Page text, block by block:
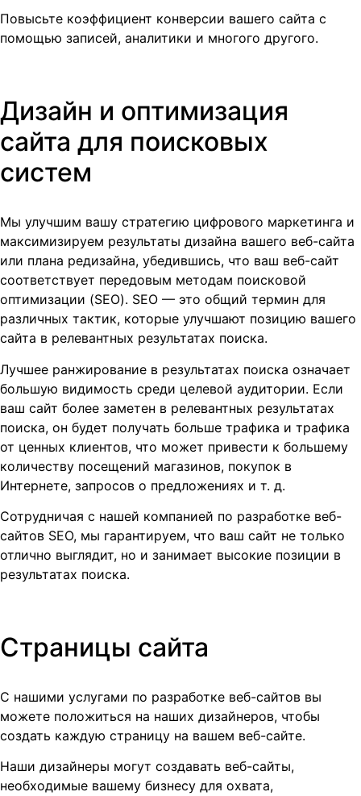
Повысьте коэффициент конверсии вашего сайта с
помощью записей, аналитики и многого другого.
Дизайн и оптимизация
сайта для поисковых
систем
Мы улучшим вашу стратегию цифрового маркетинга и
максимизируем результаты дизайна вашего веб-сайта
или плана редизайна, убедившись, что ваш веб-сайт
соответствует передовым методам поисковой
оптимизации (SEO). SEO — это общий термин для
различных тактик, которые улучшают позицию вашего
сайта в релевантных результатах поиска.
Лучшее ранжирование в результатах поиска означает
большую видимость среди целевой аудитории. Если
ваш сайт более заметен в релевантных результатах
поиска, он будет получать больше трафика и трафика
от ценных клиентов, что может привести к большему
количеству посещений магазинов, покупок в
Интернете, запросов о предложениях и т. д.
Сотрудничая с нашей компанией по разработке веб-
сайтов SEO, мы гарантируем, что ваш сайт не только
отлично выглядит, но и занимает высокие позиции в
результатах поиска.
Страницы сайта
С нашими услугами по разработке веб-сайтов вы
можете положиться на наших дизайнеров, чтобы
создать каждую страницу на вашем веб-сайте.
Наши дизайнеры могут создавать веб-сайты,
необходимые вашему бизнесу для охвата,